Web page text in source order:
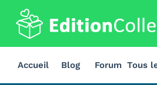
Accueil Blog Forum Tous